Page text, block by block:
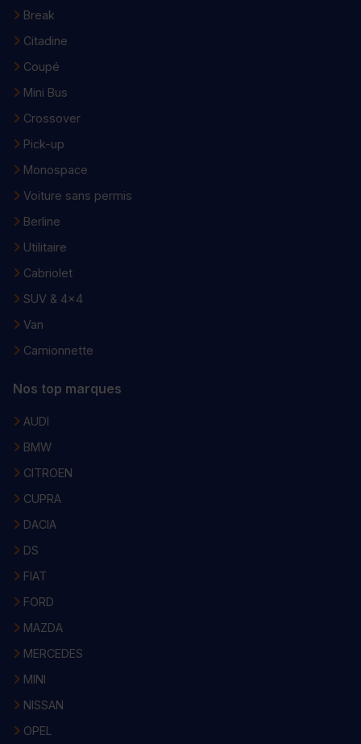
Break
Citadine
Coupé
Mini Bus
Crossover
Pick-up
Monospace
Voiture sans permis
Berline
Utilitaire
Cabriolet
SUV & 4x4
Van
Camionnette
Nos top marques
AUDI
BMW
CITROEN
CUPRA
DACIA
DS
FIAT
FORD
MAZDA
MERCEDES
MINI
NISSAN
OPEL